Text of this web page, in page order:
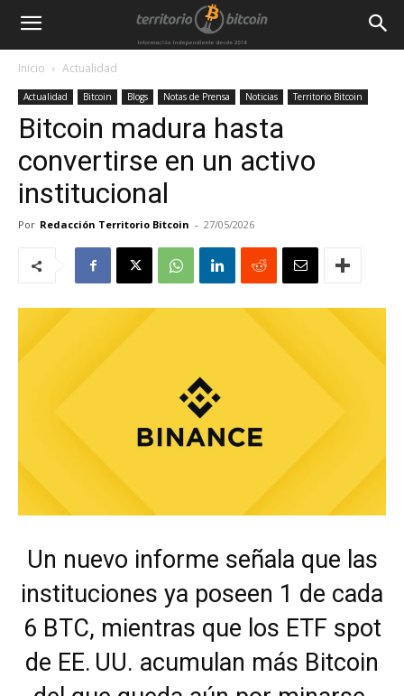
Inicio Actualidad
Actualidad Bitcoin Blogs Notas de Prensa Noticias Territorio Bitcoin
Bitcoin madura hasta
convertirse en un activo
institucional
Por Redacción Territorio Bitcoin - 27/05/2026
Un nuevo informe señala que las
instituciones ya poseen 1 de cada
6 BTC, mientras que los ETF spot
de EE. UU. acumulan más Bitcoin